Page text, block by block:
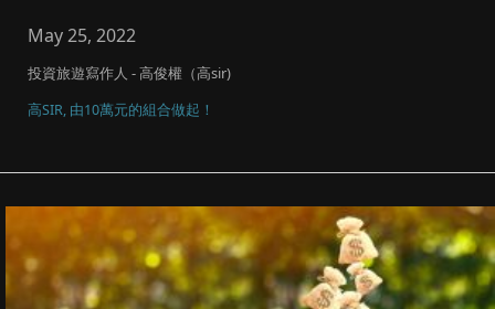
May 25, 2022
投資旅遊寫作人 - 高俊權（高sir)
高SIR, 由10萬元的組合做起！